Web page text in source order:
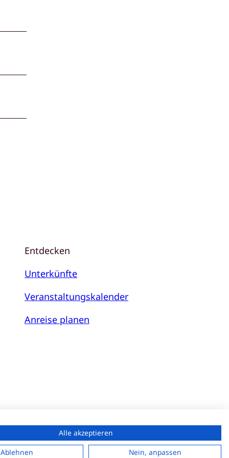
Entdecken
Unterkünfte
Veranstaltungskalender
Anreise planen
zur Barrierefreiheit
Impressum
Alle akzeptieren
Ablehnen
Nein, anpassen